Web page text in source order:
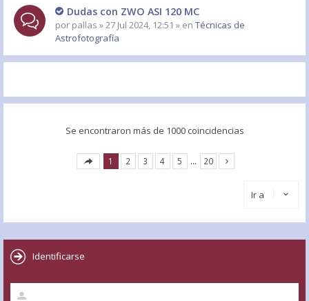
Dudas con ZWO ASI 120 MC
por pallas » 27 Jul 2024, 12:51 » en Técnicas de
Astrofotografía
Se encontraron más de 1000 coincidencias
1 2 3 4 5 … 20
Ir a
Identificarse